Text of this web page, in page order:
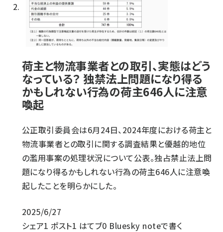
荷主と物流事業者との取引、実態はどう
なっている？ 独禁法上問題になり得る
かもしれない行為の荷主646人に注意
喚起
公正取引委員会は6月24日、2024年度における荷主と
物流事業者との取引に関する調査結果と優越的地位
の濫用事案の処理状況について公表。独占禁止法上問
題になり得るかもしれない行為の荷主646人に注意喚
起したことを明らかにした。
2025/6/27
シェア1 ポスト1 はてブ0 Bluesky noteで書く